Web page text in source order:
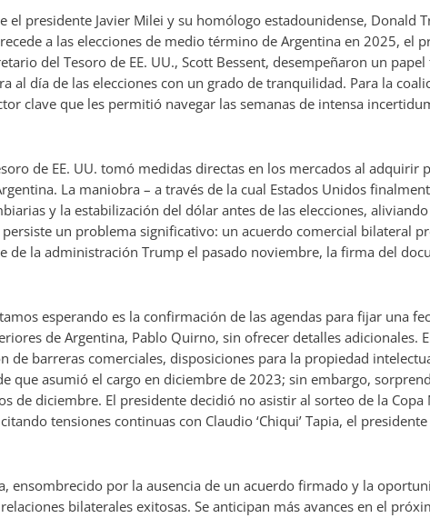
presidente Javier Milei y su homólogo estadounidense, Donald
a las elecciones de medio término de Argentina en 2025, el
del Tesoro de EE. UU., Scott Bessent, desempeñaron un
al día de las elecciones con un grado de tranquilidad. Para la
clave que les permitió navegar las semanas de intensa
de EE. UU. tomó medidas directas en los mercados al adquirir
La maniobra – a través de la cual Estados Unidos
y la estabilización del dólar antes de las elecciones,
un problema significativo: un acuerdo comercial bilateral
de la administración Trump el pasado noviembre, la firma del
esperando es la confirmación de las agendas para fijar una
de Argentina, Pablo Quirno, sin ofrecer detalles adicionales.
de barreras comerciales, disposiciones para la propiedad
que asumió el cargo en diciembre de 2023; sin embargo,
de diciembre. El presidente decidió no asistir al sorteo de la
tensiones continuas con Claudio ‘Chiqui’ Tapia, el
ensombrecido por la ausencia de un acuerdo firmado y la
bilaterales exitosas. Se anticipan más avances en el